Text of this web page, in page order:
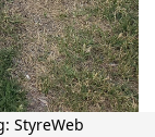
StyreWeb